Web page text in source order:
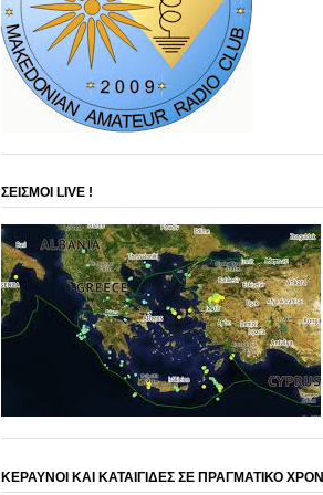
ΣΕΙΣΜΟΙ LIVE !
ΚΕΡΑΥΝΟΙ ΚΑΙ ΚΑΤΑΙΓΙΔΕΣ ΣΕ ΠΡΑΓΜΑΤΙΚΟ